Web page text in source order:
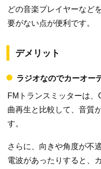
どの音楽プレイヤーなど
要がない点が便利です。
デメリット
ラジオなのでカーオー
FMトランスミッターは
曲再生と比較して、音質
す。
さらに、向きや角度が不
電波があったりすると、